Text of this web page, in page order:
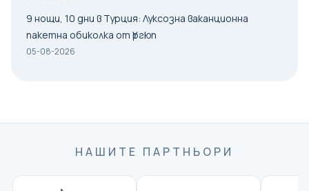
9 нощи, 10 дни в Турция: Луксозна ваканционна
пакетна обиколка от Үргюп
05-08-2026
НАШИТЕ ПАРТНЬОРИ